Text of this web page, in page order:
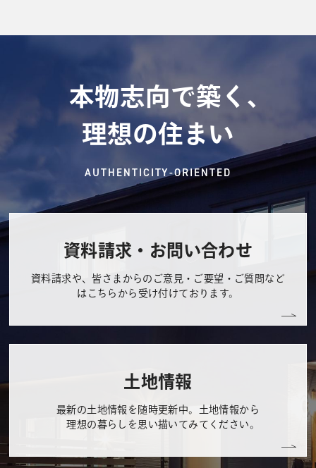
本物志向で築く、
理想の住まい
AUTHENTICITY-ORIENTED
資料請求・お問い合わせ
資料請求や、皆さまからのご意見・ご要望・ご質問など
はこちらから受け付けております。
土地情報
最新の土地情報を随時更新中。土地情報から
理想の暮らしを思い描いてみてください。